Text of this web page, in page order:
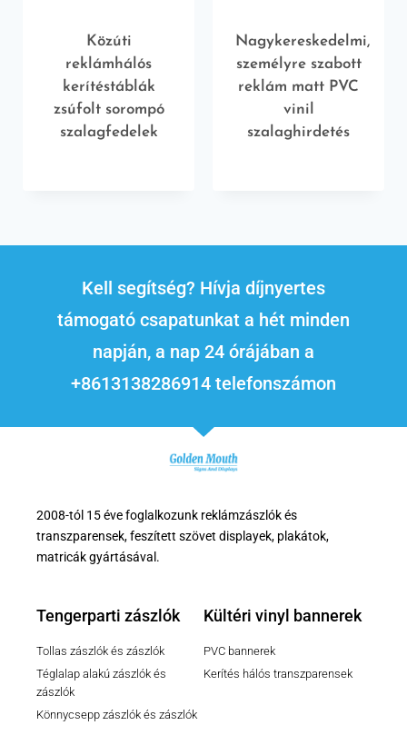
Közúti
reklámhálós
kerítéstáblák
zsúfolt sorompó
szalagfedelek
Nagykereskedelmi,
személyre szabott
reklám matt PVC
vinil
szalaghirdetés
Kell segítség? Hívja díjnyertes
támogató csapatunkat a hét minden
napján, a nap 24 órájában a
+8613138286914 telefonszámon
2008-tól 15 éve foglalkozunk reklámzászlók és
transzparensek, feszített szövet displayek, plakátok,
matricák gyártásával.
Tengerparti zászlók
Tollas zászlók és zászlók
Téglalap alakú zászlók és
zászlók
Könnycsepp zászlók és zászlók
Kültéri vinyl bannerek
PVC bannerek
Kerítés hálós transzparensek